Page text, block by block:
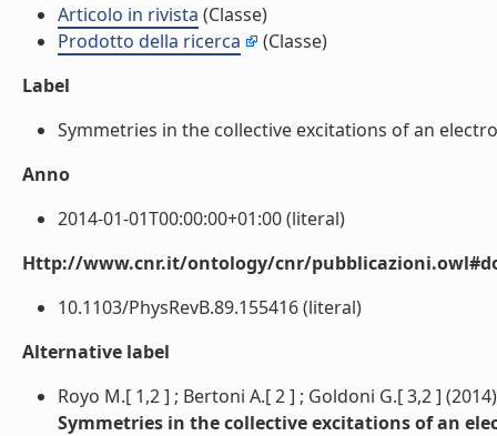
Articolo in rivista (Classe)
Prodotto della ricerca
(Classe)
Label
Symmetries in the collective excitations of an
Anno
2014-01-01T00:00:00+01:00 (literal)
Http://www.cnr.it/ontology/cnr/
10.1103/PhysRevB.89.155416 (literal)
Alternative label
Royo M.[ 1,2 ] ; Bertoni A.[ 2 ] ; Goldoni G.[ 3,2 ] (2014)
Symmetries in the collective excitations of an